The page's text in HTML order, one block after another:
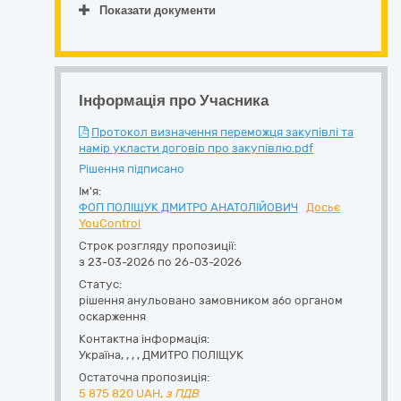
Показати документи
Інформація про Учасника
Протокол визначення переможця закупівлі та
намір укласти договір про закупівлю.pdf
Рішення підписано
Ім'я:
ФОП ПОЛІЩУК ДМИТРО АНАТОЛІЙОВИЧ
Досьє
YouControl
Строк розгляду пропозиції:
з 23-03-2026 по 26-03-2026
Статус:
рішення анульовано замовником або органом
оскарження
Контактна інформація:
Україна, , , , ДМИТРО ПОЛІЩУК
Остаточна пропозиція:
5 875 820 UAH, з ПДВ